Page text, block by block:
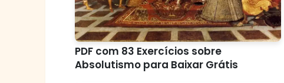
PDF com 83 Exercícios sobre
Absolutismo para Baixar Grátis